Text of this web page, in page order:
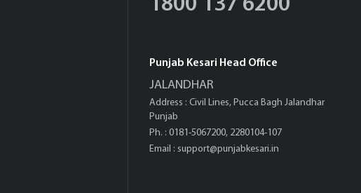
1800 137 6200
Punjab Kesari Head Office
JALANDHAR
Address : Civil Lines, Pucca Bagh Jalandhar
Punjab
Ph. : 0181-5067200, 2280104-107
Email : support@punjabkesari.in